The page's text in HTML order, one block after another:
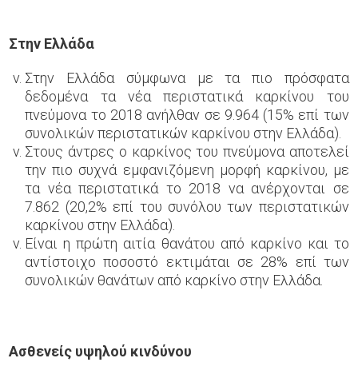
Στην Ελλάδα
Στην Ελλάδα σύμφωνα με τα πιο πρόσφατα
δεδομένα τα νέα περιστατικά καρκίνου του
πνεύμονα το 2018 ανήλθαν σε 9.964 (15% επί των
συνολικών περιστατικών καρκίνου στην Ελλάδα).
Στους άντρες ο καρκίνος του πνεύμονα αποτελεί
την πιο συχνά εμφανιζόμενη μορφή καρκίνου, με
τα νέα περιστατικά το 2018 να ανέρχονται σε
7.862 (20,2% επί του συνόλου των περιστατικών
καρκίνου στην Ελλάδα).
Είναι η πρώτη αιτία θανάτου από καρκίνο και το
αντίστοιχο ποσοστό εκτιμάται σε 28% επί των
συνολικών θανάτων από καρκίνο στην Ελλάδα.
Ασθενείς υψηλού κινδύνου